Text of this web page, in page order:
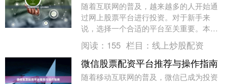
随着互联网的普及，越来越多的人开始通
过网上股票平台进行投资。对于新手来
说，选择一个合适的平台至关重要。本文
将为您详细介绍如何选择网上股票平台配
资门户网站，并推荐....
阅读： 155 栏目： 线上炒股配资
微信股票配资平台推荐与操作指南
随着移动互联网的普及，微信已成为投资